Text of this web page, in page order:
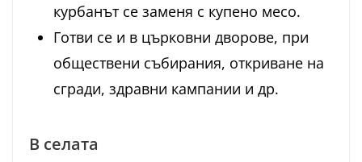
курбанът се заменя с купено месо.
Готви се и в църковни дворове, при
обществени събирания, откриване на
сгради, здравни кампании и др.
В селата